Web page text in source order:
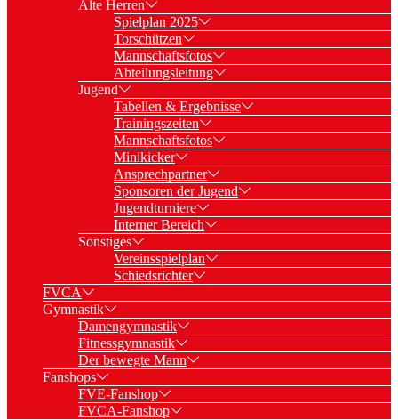
Alte Herren
Spielplan 2025
Torschützen
Mannschaftsfotos
Abteilungsleitung
Jugend
Tabellen & Ergebnisse
Trainingszeiten
Mannschaftsfotos
Minikicker
Ansprechpartner
Sponsoren der Jugend
Jugendturniere
Interner Bereich
Sonstiges
Vereinsspielplan
Schiedsrichter
FVCA
Gymnastik
Damengymnastik
Fitnessgymnastik
Der bewegte Mann
Fanshops
FVE-Fanshop
FVCA-Fanshop